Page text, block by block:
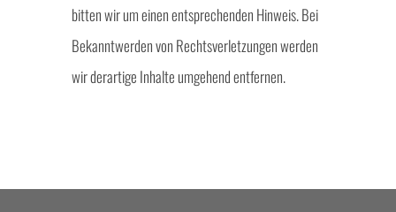
bitten wir um einen entsprechenden Hinweis. Bei
Bekanntwerden von Rechtsverletzungen werden
wir derartige Inhalte umgehend entfernen.